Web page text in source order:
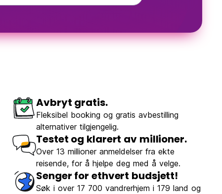
Avbryt gratis.
Fleksibel booking og gratis avbestilling
alternativer tilgjengelig.
Testet og klarert av millioner.
Over 13 millioner anmeldelser fra ekte
reisende, for å hjelpe deg med å velge.
Senger for ethvert budsjett!
Søk i over 17 700 vandrerhjem i 179 land og